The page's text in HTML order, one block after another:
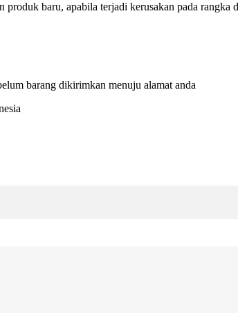
baru, apabila terjadi kerusakan pada rangka
barang dikirimkan menuju alamat anda